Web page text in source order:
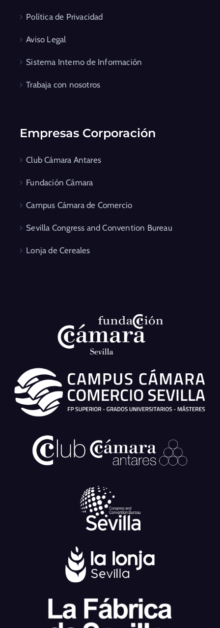
Política de Privacidad
Aviso Legal
Sistema Interno de Información
Trabaja con nosotros
Empresas Corporación
Club Cámara Antares
Fundación Cámara
Campus Cámara de Comercio
Sevilla Congress and Convention Bureau
Lonja de Cereales